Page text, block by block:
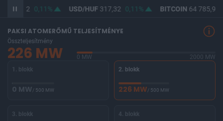
365,82 0,11% USD/HUF317,32 0,11% BITCOIN64 785,91
PAKSI ATOMERŐMŰ TELJESÍTMÉNYE
Összteljesítmény
226 MW 0 MW
2000 MW
1. blokk
0 MW/ 500 MW
2. blokk
226 MW/ 500 MW
3. blokk 4. blokk